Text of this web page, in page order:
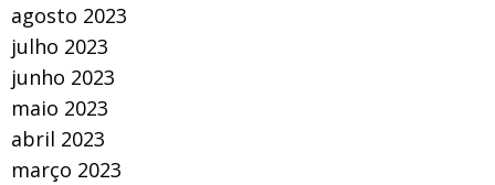
agosto 2023
julho 2023
junho 2023
maio 2023
abril 2023
março 2023